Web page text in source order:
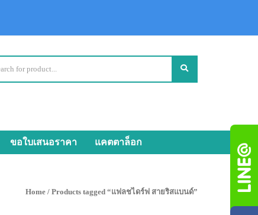
ขอใบเสนอราคา แคตตาล็อก
Home / Products tagged “แฟลชไดร์ฟ สายริสแบนด์”